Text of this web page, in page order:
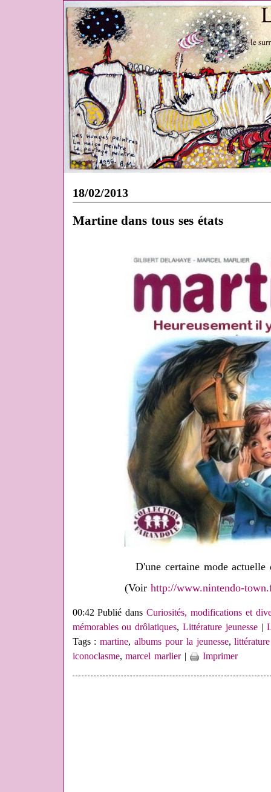
18/02/2013
Martine dans tous ses états
D'une certaine mode actuelle
(Voirhttp://www.nintendo-
00:42 Publié dansCuriosités, modifications et
mémorables ou drôlatiques,Littérature jeunesse|
Tags :martine,albums pour la jeunesse,
iconoclasme,marcel marlier| Imprimer